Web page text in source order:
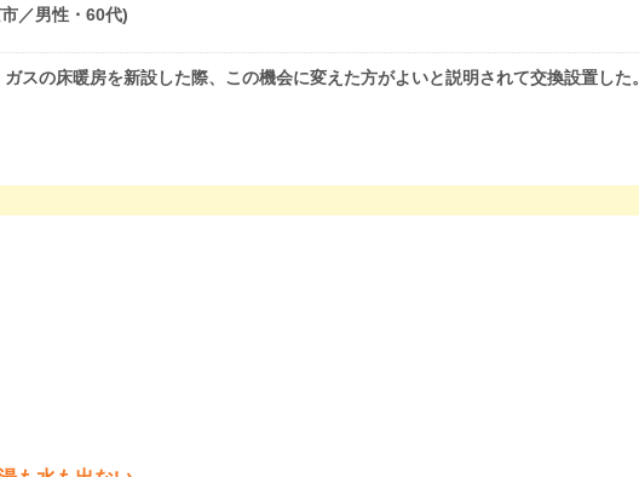
／男性・60代)
スの床暖房を新設した際、この機会に変えた方がよいと説明されて交換設置し